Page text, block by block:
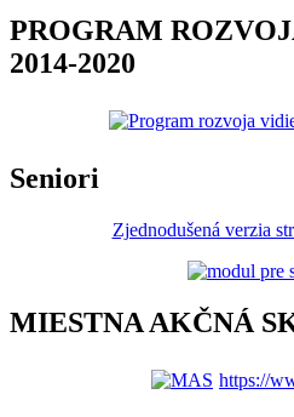
PROGRAM
2014-2020
Seniori
Zjednodušená verzia
MIESTNA AKČNÁ
https://